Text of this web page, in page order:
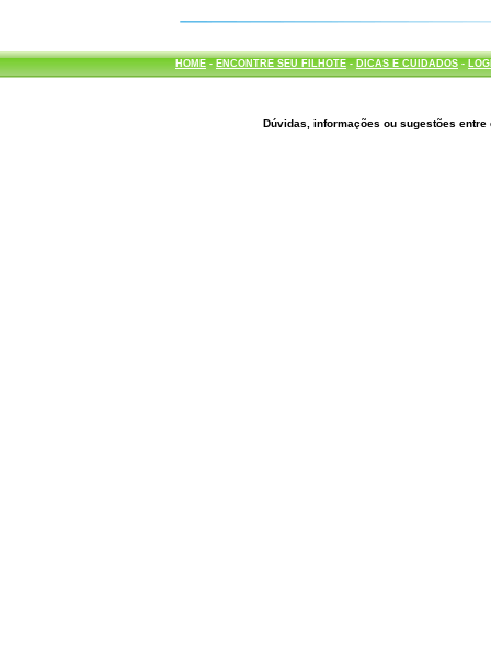
HOME- ENCONTRE SEU FILHOTE- DICAS E CUIDADOS-
Dúvidas, informações ou sugestões